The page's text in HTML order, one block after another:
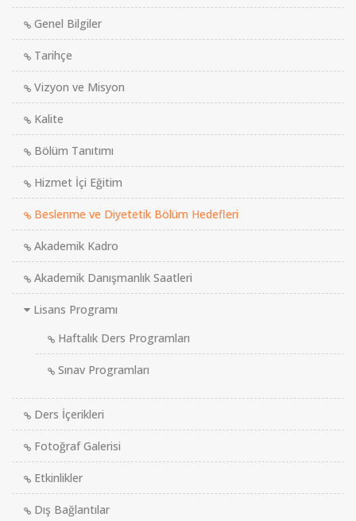
Genel Bilgiler
Tarihçe
Vizyon ve Misyon
Kalite
Bölüm Tanıtımı
Hizmet İçi Eğitim
Beslenme ve Diyetetik Bölüm Hedefleri
Akademik Kadro
Akademik Danışmanlık Saatleri
Lisans Programı
Haftalık Ders Programları
Sınav Programları
Ders İçerikleri
Fotoğraf Galerisi
Etkinlikler
Dış Bağlantılar